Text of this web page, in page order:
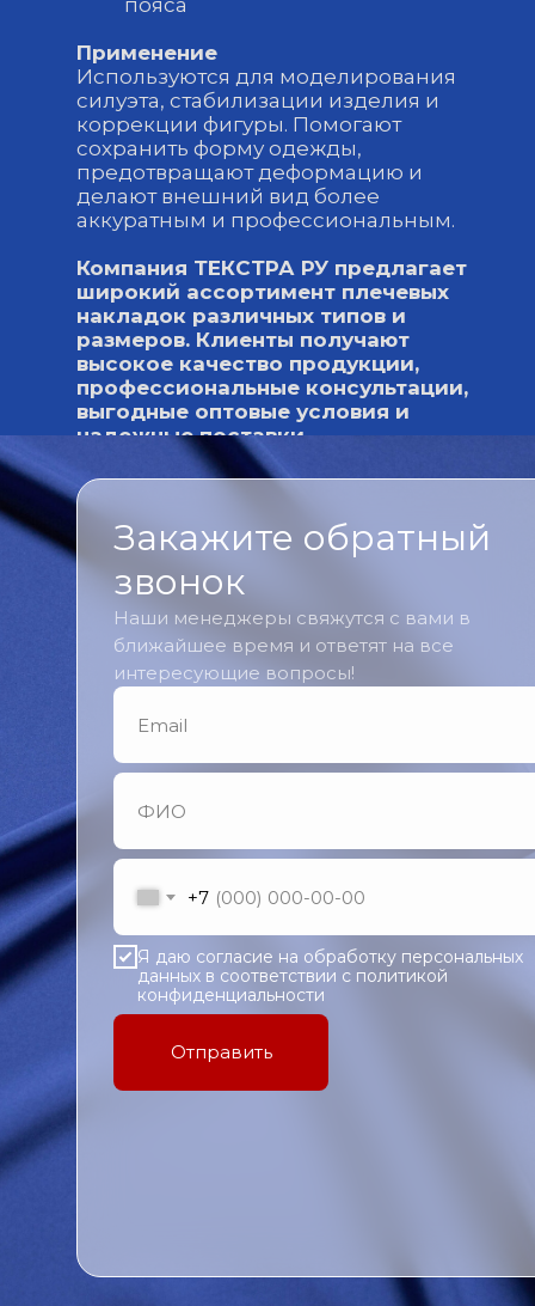
пояса
Применение
Используются для моделирования
силуэта, стабилизации изделия и
коррекции фигуры. Помогают
сохранить форму одежды,
предотвращают деформацию и
делают внешний вид более
аккуратным и профессиональным.
Компания ТЕКСТРА РУ предлагает
широкий ассортимент плечевых
накладок различных типов и
размеров. Клиенты получают
высокое качество продукции,
профессиональные консультации,
выгодные оптовые условия и
надежные поставки.
Закажите обратный
звонок
Наши менеджеры свяжутся с вами в
ближайшее время и ответят на все
интересующие вопросы!
+7
Я даю согласие на обработку персональных
данных в соответствии с политикой
конфиденциальности
Отправить